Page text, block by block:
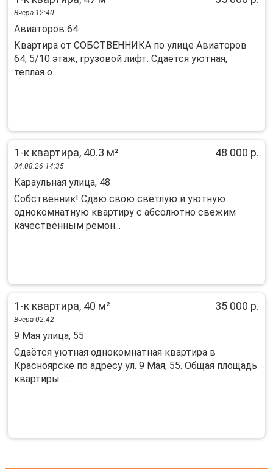
Вчера 12:40
Авиаторов 64
Квартира от СОБСТВЕННИКА по улице Авиаторов
64, 5/10 этаж, грузовой лифт. Сдается уютная,
теплая о...
1-к квартира, 40.3 м² 48 000 р.
04.08.26 14:35
Караульная улица, 48
Собственник! Сдаю свою светлую и уютную
однокомнатную квартиру с абсолютно свежим
качественным ремон...
1-к квартира, 40 м² 35 000 р.
Вчера 02:42
9 Мая улица, 55
Сдаётся уютная однокомнатная квартира в
Красноярске по адресу ул. 9 Мая, 55. Общая площадь
квартиры ...